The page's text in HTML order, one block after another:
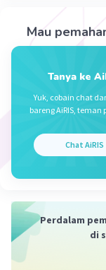
Beri
08 April
dapat
Mau
Tanya ke
Yuk, cobain chat
bareng AiRIS,
Chat AiRIS
Perdalam
di